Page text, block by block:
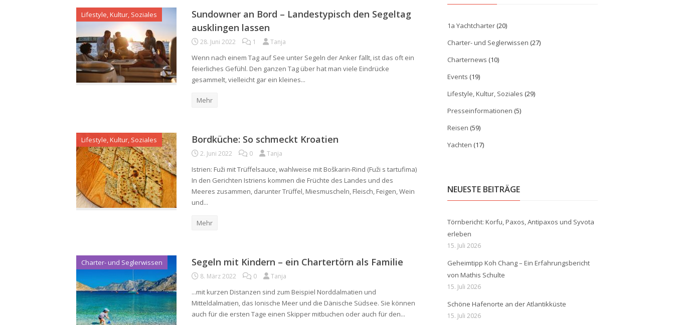
Lifestyle, Kultur, Soziales
Sundowner an Bord – Landestypisch den Segeltag
ausklingen lassen
28. Juni 2022 1 Tanja
Wenn nach einem Tag auf See unter Segeln der Anker fällt, ist das oft ein
feierliches Gefühl. Den ganzen Tag über hat man viele Eindrücke
gesammelt, vielleicht gar ein kleines...
Mehr
Lifestyle, Kultur, Soziales Bordküche: So schmeckt Kroatien
2. Juni 2022 0 Tanja
Istrien: Fuži mit Trüffelsauce, wahlweise mit Boškarin-Rind (Fuži s tartufima)
In den Gerichten Istriens kommen die Früchte des Landes und des
Meeres zusammen, darunter Trüffel, Miesmuscheln, Fleisch, Feigen, Wein
und...
Mehr
Charter- und Seglerwissen Segeln mit Kindern – ein Chartertörn als Familie
8. März 2022 0 Tanja
...mit kurzen Distanzen sind zum Beispiel Norddalmatien und
Mitteldalmatien, das Ionische Meer und die Dänische Südsee. Sie können
auch für die ersten Tage einen Skipper mitbuchen oder auch für den...
1a Yachtcharter(20)
Charter- und Seglerwissen (27)
Charternews (10)
Events (19)
Lifestyle, Kultur, Soziales (29)
Presseinformationen (5)
Reisen (59)
Yachten (17)
NEUESTE BEITRÄGE
Törnbericht: Korfu, Paxos, Antipaxos und Syvota
erleben
15. Juli 2026
Geheimtipp Koh Chang – Ein Erfahrungsbericht
von Mathis Schulte
15. Juli 2026
Schöne Hafenorte an der Atlantikküste
15. Juli 2026